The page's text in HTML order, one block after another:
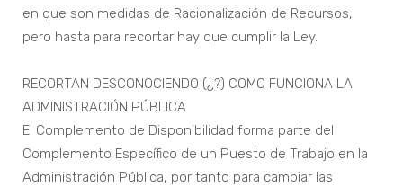
en que son medidas de Racionalización de Recursos,
pero hasta para recortar hay que cumplir la Ley.
RECORTAN DESCONOCIENDO (¿?) COMO FUNCIONA LA
ADMINISTRACIÓN PÚBLICA
El Complemento de Disponibilidad forma parte del
Complemento Específico de un Puesto de Trabajo en la
Administración Pública, por tanto para cambiar las